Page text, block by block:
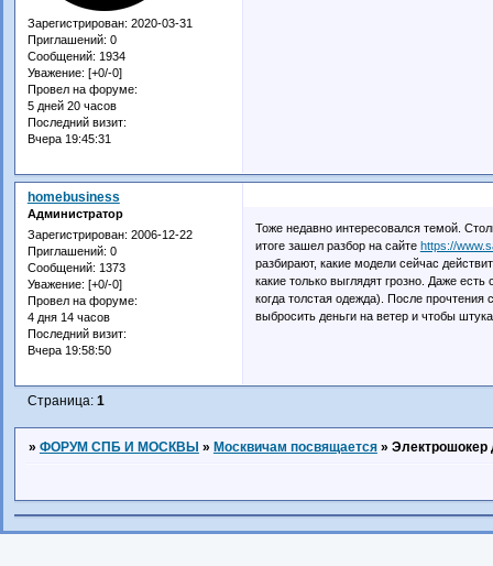
Зарегистрирован: 2020-03-31
Приглашений: 0
Сообщений: 1934
Уважение: [+0/-0]
Провел на форуме:
5 дней 20 часов
Последний визит:
Вчера 19:45:31
homebusiness
Администратор
Зарегистрирован: 2006-12-22
Приглашений: 0
Сообщений: 1373
Уважение: [+0/-0]
Провел на форуме:
4 дня 14 часов
Последний визит:
Вчера 19:58:50
Тоже недавно интересовался темой.
итоге зашел разбор на сайте https://
разбирают, какие модели сейчас
какие только выглядят грозно. Даже
когда толстая одежда). После прочтения
выбросить деньги на ветер и чтобы
Страница: 1
» ФОРУМ СПБ И МОСКВЫ » Москвичам посвящается » Электрошокер